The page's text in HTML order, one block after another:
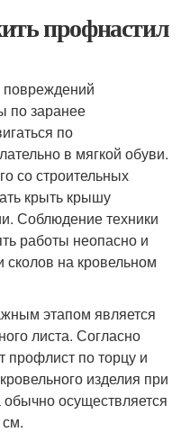
профнастил
по заранее
по
в мягкой обуви.
со строительных
крыть крышу
Соблюдение техники
работы неопасно и
на кровельном
этапом является
листа. Согласно
профлист по торцу и
изделия при
осуществляется